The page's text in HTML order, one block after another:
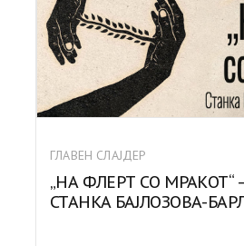
ГЛАВЕН СЛАЈДЕР
„НА ФЛЕРТ СО МРАКОТ“
СТАНКА БАЈЛОЗОВА-